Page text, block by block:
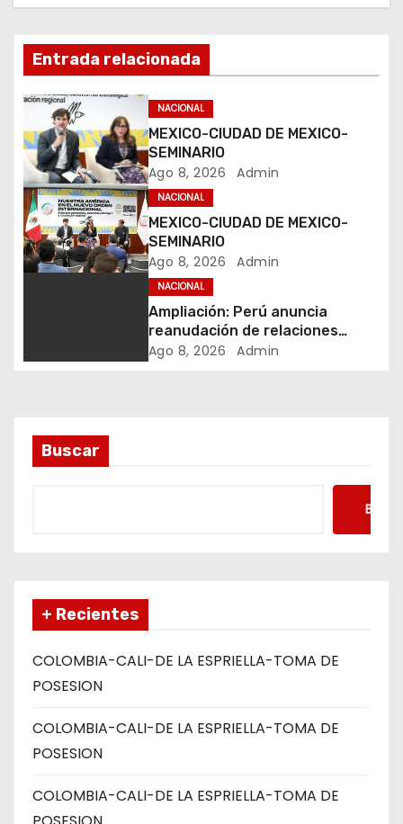
c
ó
n
d
e
e
n
r
d
a
Entrada relacionada
NACIONAL
MEXICO-CIUDAD DE MEXICO-
SEMINARIO
Ago 8, 2026 Admin
NACIONAL
MEXICO-CIUDAD DE MEXICO-
SEMINARIO
Ago 8, 2026 Admin
NACIONAL
Ampliación: Perú anuncia
reanudación de relaciones
diplomáticas con México
Ago 8, 2026 Admin
Buscar
+ Recientes
COLOMBIA-CALI-DE LA ESPRIELLA-TOMA DE
POSESION
COLOMBIA-CALI-DE LA ESPRIELLA-TOMA DE
POSESION
COLOMBIA-CALI-DE LA ESPRIELLA-TOMA DE